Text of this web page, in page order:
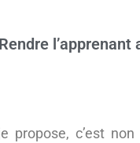
l’apprenant
c’est